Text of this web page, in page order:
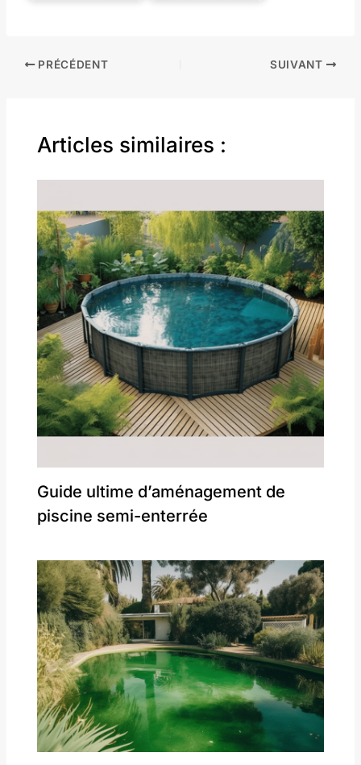
PRÉCÉDENT SUIVANT
Articles similaires :
Guide ultime d’aménagement de
piscine semi-enterrée